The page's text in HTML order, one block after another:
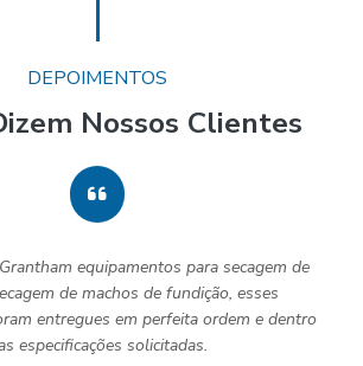
DEPOIMENTOS
Nossos Clientes
equipamentos para secagem de
de machos de fundição, esses
entregues em perfeita ordem e dentro
especificações solicitadas.